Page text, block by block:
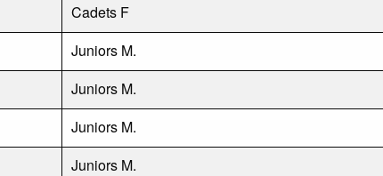
Cadets F
Juniors M.
Juniors M.
Juniors M.
Juniors M.